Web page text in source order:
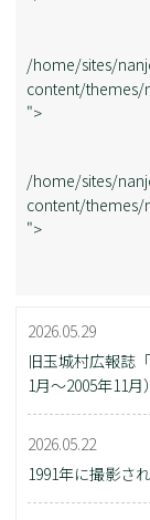
/home/sites/
content/themes/
">
/home/sites/
content/themes/
">
2026.05.29
旧玉城村広報誌
1月～2005年11
2026.05.22
1991年に撮影さ